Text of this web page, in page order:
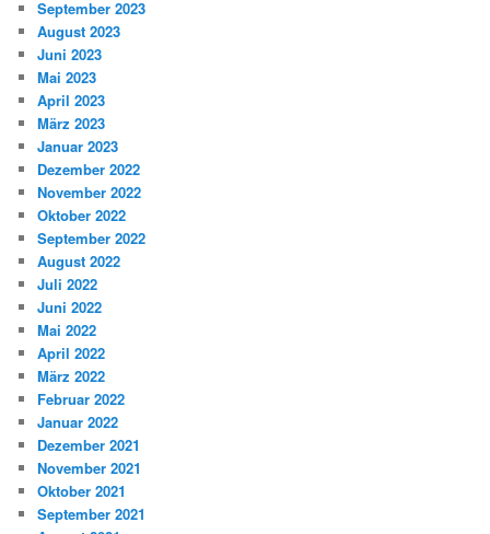
September 2023
August 2023
Juni 2023
Mai 2023
April 2023
März 2023
Januar 2023
Dezember 2022
November 2022
Oktober 2022
September 2022
August 2022
Juli 2022
Juni 2022
Mai 2022
April 2022
März 2022
Februar 2022
Januar 2022
Dezember 2021
November 2021
Oktober 2021
September 2021